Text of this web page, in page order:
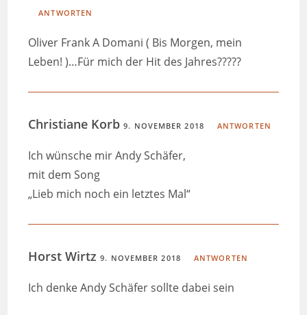
ANTWORTEN
Oliver Frank A Domani ( Bis Morgen, mein
Leben! )…Für mich der Hit des Jahres?????
Christiane Korb9. NOVEMBER 2018 ANTWORTEN
Ich wünsche mir Andy Schäfer,
mit dem Song
„Lieb mich noch ein letztes Mal“
Horst Wirtz9. NOVEMBER 2018 ANTWORTEN
Ich denke Andy Schäfer sollte dabei sein